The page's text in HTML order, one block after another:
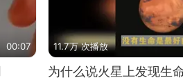
00:07 11.7万 次播放
为什么说火星上发现生